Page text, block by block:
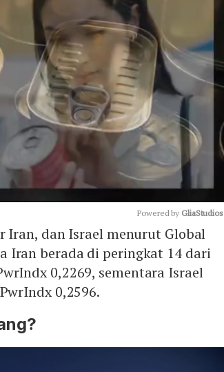
Mute
Powered by GliaStudios
dan Israel menurut Global
Iran berada di peringkat 14 dari
0,2269, sementara Israel
0,2596.